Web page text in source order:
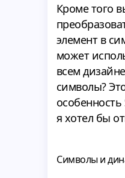
Кроме того
элемент в
может
всем
символы?
я хотел бы
Символы и